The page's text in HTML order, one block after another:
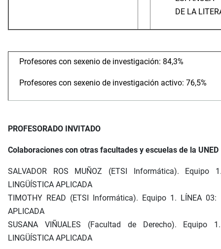
DE LA
Profesores con sexenio de investigación: 84,3%
Profesores con sexenio de investigación activo: 76,5%
PROFESORADO INVITADO
Colaboraciones con otras facultades y escuelas de la UNED
SALVADOR ROS MUÑOZ (ETSI Informática). Equipo
LINGÜÍSTICA APLICADA
TIMOTHY READ (ETSI Informática). Equipo 1. LÍNEA 03:
APLICADA
SUSANA VIÑUALES (Facultad de Derecho). Equipo
LINGÜÍSTICA APLICADA